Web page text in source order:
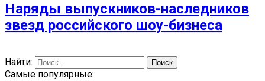
Наряды выпускников-наследников
звезд российского шоу-бизнеса
Найти:
Самые популярные: